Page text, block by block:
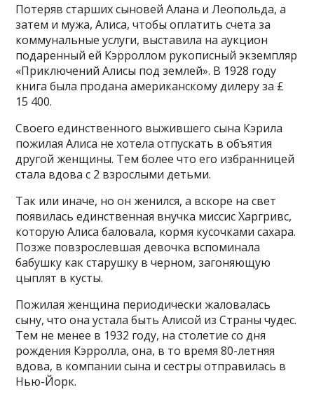
Потеряв старших сыновей Алана и Леопольда, а
затем и мужа, Алиса, чтобы оплатить счета за
коммунальные услуги, выставила на аукцион
подаренный ей Кэрроллом рукописный экземпляр
«Приключений Алисы под землей». В 1928 году
книга была продана американскому дилеру за £
15 400.
Своего единственного выжившего сына Кэрила
пожилая Алиса не хотела отпускать в объятия
другой женщины. Тем более что его избранницей
стала вдова с 2 взрослыми детьми.
Так или иначе, но он женился, а вскоре на свет
появилась единственная внучка миссис Харгривс,
которую Алиса баловала, кормя кусочками сахара.
Позже повзрослевшая девочка вспоминала
бабушку как старушку в черном, загоняющую
цыплят в кусты.
Пожилая женщина периодически жаловалась
сыну, что она устала быть Алисой из Страны чудес.
Тем не менее в 1932 году, на столетие со дня
рождения Кэрролла, она, в то время 80-летняя
вдова, в компании сына и сестры отправилась в
Нью-Йорк.